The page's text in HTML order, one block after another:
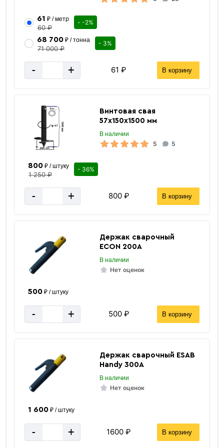
61 ₽ / метр
60 ₽
- -2%
68 700₽ / тонна
71 000 ₽
- 3%
- + 61 ₽ В корзину
Винтовая свая
57х150х1500 мм
В наличии
5 5
800₽ / штуку
1 250 ₽
- 36%
- + 800 ₽ В корзину
Держак сварочный
ECON 200А
В наличии
Нет оценок
500₽ / штуку
- + 500 ₽ В корзину
Держак сварочный ESAB
Handy 300А
В наличии
Нет оценок
1 600₽ / штуку
- + 1600 ₽ В корзину
«В корзину»
«Быстрый заказ»
Размер мм. 30х20 мм